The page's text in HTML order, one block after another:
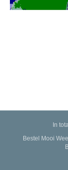
In
Bestel Mooi